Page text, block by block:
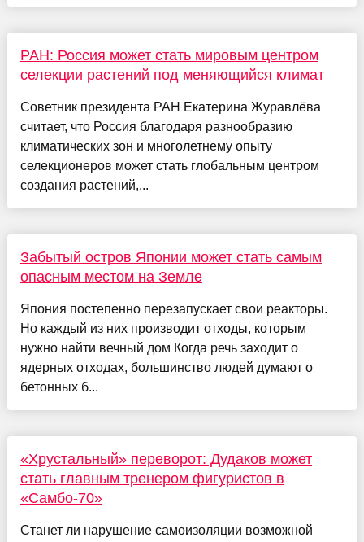
РАН: Россия может стать мировым центром
селекции растений под меняющийся климат
Советник президента РАН Екатерина Журавлёва
считает, что Россия благодаря разнообразию
климатических зон и многолетнему опыту
селекционеров может стать глобальным центром
создания растений,...
Забытый остров Японии может стать самым
опасным местом на Земле
Япония постепенно перезапускает свои реакторы.
Но каждый из них производит отходы, которым
нужно найти вечный дом Когда речь заходит о
ядерных отходах, большинство людей думают о
бетонных б...
«Хрустальный» переворот: Дудаков может
стать главным тренером фигуристов в
«Самбо-70»
Станет ли нарушение самоизоляции возможной